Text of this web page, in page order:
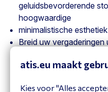
geluidsbevorderende
hoogwaardige
minimalistische esthetiek
Breid uw vergaderingen
maximaal 23 deelnemers
atis.eu maakt
Kies voor "Alles